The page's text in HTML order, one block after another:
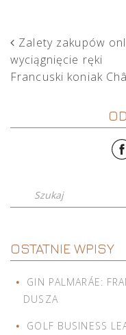
POST
Zalety zakupów
wyciągnięcie ręki
Francuski koniak
Szukaj
OSTATNIE WPISY
GIN PALMARÁE:
DUSZA
GOLF BUSINESS